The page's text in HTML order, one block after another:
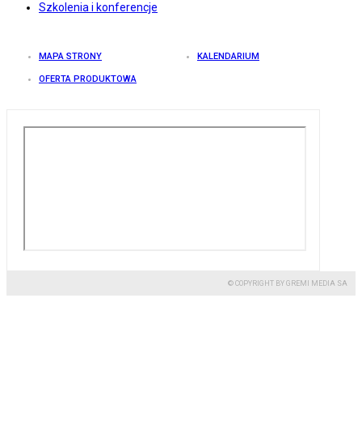
Szkolenia i konferencje
MAPA STRONY KALENDARIUM
OFERTA PRODUKTOWA
© COPYRIGHT BY GREMI MEDIA SA